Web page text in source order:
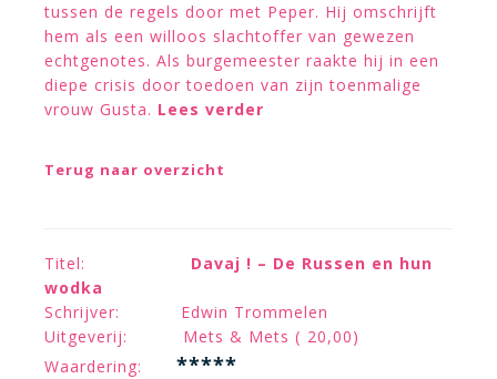
tussen de regels door met Peper. Hij omschrijft
hem als een willoos slachtoffer van gewezen
echtgenotes. Als burgemeester raakte hij in een
diepe crisis door toedoen van zijn toenmalige
vrouw Gusta. Lees verder
Terug naar overzicht
Titel: Davaj ! – De Russen en hun
wodka
Schrijver: Edwin Trommelen
Uitgeverij: Mets & Mets ( 20,00)
Waardering:
*****